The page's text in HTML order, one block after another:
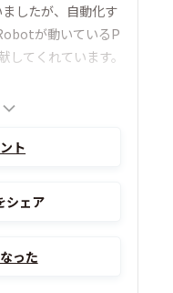
したが、自動化す
が動いているP
てくれています。
ト
シェア
った